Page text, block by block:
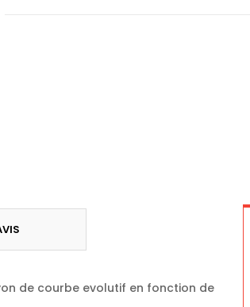
de courbe evolutif en fonction de